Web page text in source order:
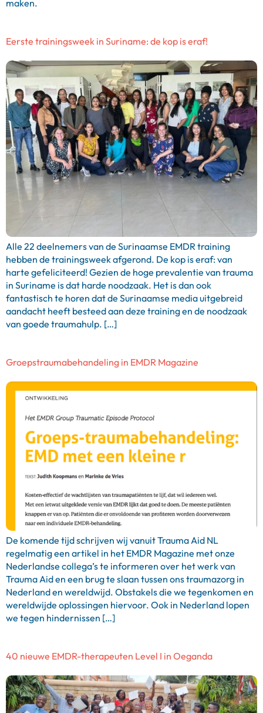
maken.
Eerste trainingsweek in Suriname: de kop is eraf!
Alle 22 deelnemers van de Surinaamse EMDR training
hebben de trainingsweek afgerond. De kop is eraf: van
harte gefeliciteerd! Gezien de hoge prevalentie van trauma
in Suriname is dat harde noodzaak. Het is dan ook
fantastisch te horen dat de Surinaamse media uitgebreid
aandacht heeft besteed aan deze training en de noodzaak
van goede traumahulp. […]
Groepstraumabehandeling in EMDR Magazine
De komende tijd schrijven wij vanuit Trauma Aid NL
regelmatig een artikel in het EMDR Magazine met onze
Nederlandse collega’s te informeren over het werk van
Trauma Aid en een brug te slaan tussen ons traumazorg in
Nederland en wereldwijd. Obstakels die we tegenkomen en
wereldwijde oplossingen hiervoor. Ook in Nederland lopen
we tegen hindernissen […]
40 nieuwe EMDR-therapeuten Level I in Oeganda